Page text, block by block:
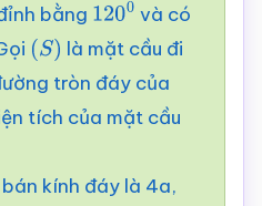
bằng 1200 và có
(S) là mặt cầu đi
tròn đáy của
tích của mặt cầu
kính đáy là 4a,